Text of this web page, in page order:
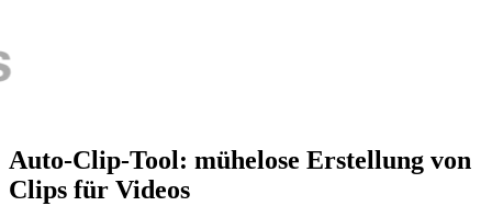
Auto-Clip-Tool: mühelose Erstellung von
Clips für Videos